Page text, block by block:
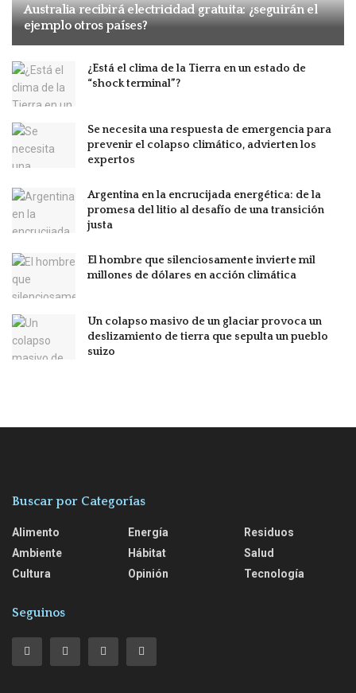
Australia recibirá electricidad gratuita: ¿seguirán el
ejemplo otros países?
¿Está el clima de la Tierra en un estado de
“shock terminal”?
Se necesita una respuesta de emergencia para
prevenir el colapso climático, advierten los
expertos
Argentina en la encrucijada energética: de la
promesa del litio al desafío de una transición
justa
El hombre que silenciosamente invierte mil
millones de dólares en acción climática
Un colapso masivo de un glaciar provoca un
deslizamiento de tierra que sepulta un pueblo
suizo
Buscar por Categorías
Alimento
Ambiente
Cultura
Energía
Hábitat
Opinión
Residuos
Salud
Tecnología
Seguinos